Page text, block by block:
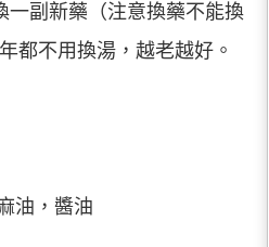
一副新藥（注意換藥不能換
都不用換湯，越老越好。
油，醬油